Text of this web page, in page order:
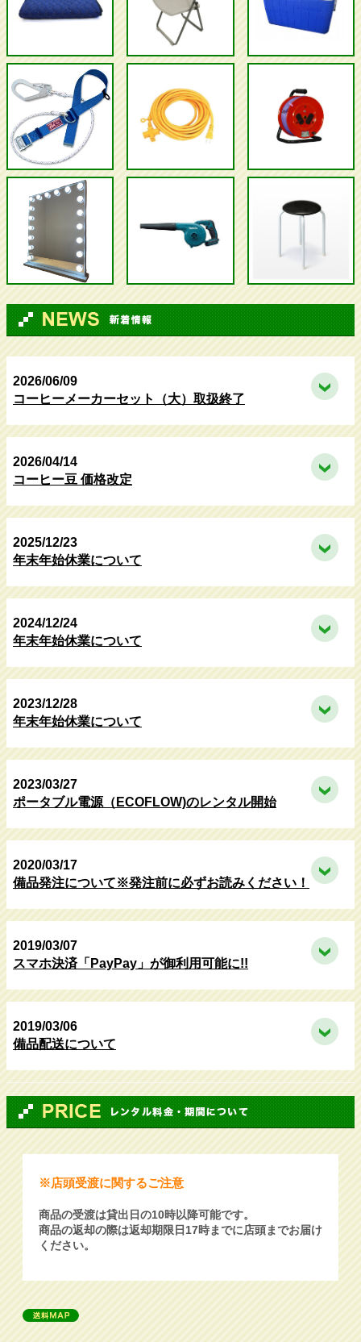
2026/06/09
コーヒーメーカーセット（大）取扱終了
2026/04/14
コーヒー豆 価格改定
2025/12/23
年末年始休業について
2024/12/24
年末年始休業について
2023/12/28
年末年始休業について
2023/03/27
ポータブル電源（ECOFLOW)のレンタル開始
2020/03/17
備品発注について※発注前に必ずお読みください！
2019/03/07
スマホ決済「PayPay」が御利用可能に!!
2019/03/06
備品配送について
※店頭受渡に関するご注意
商品の受渡は貸出日の10時以降可能です。
商品の返却の際は返却期限日17時までに店頭までお届け
ください。